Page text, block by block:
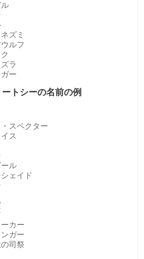
ズミ
ルフ
ラ
ー
トシーの名前の例
スペクター
ス
ル
ェイド
カー
ガー
司祭